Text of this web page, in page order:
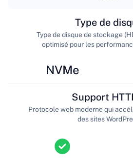
NVMe
Type de
Type de disque de stockage
optimisé pour les
Support
Protocole web moderne qui
des sites